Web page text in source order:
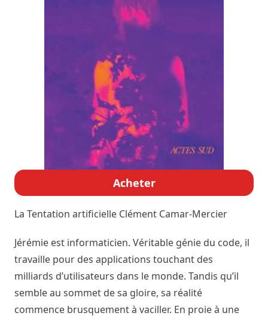
Acheter
La Tentation artificielle Clément Camar-Mercier
Jérémie est informaticien. Véritable génie du code, il
travaille pour des applications touchant des
milliards d’utilisateurs dans le monde. Tandis qu’il
semble au sommet de sa gloire, sa réalité
commence brusquement à vaciller. En proie à une